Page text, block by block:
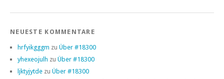
NEUESTE KOMMENTARE
hrfyikgggm zu Über #18300
yhexeojulh zu Über #18300
ljktyjytde zu Über #18300